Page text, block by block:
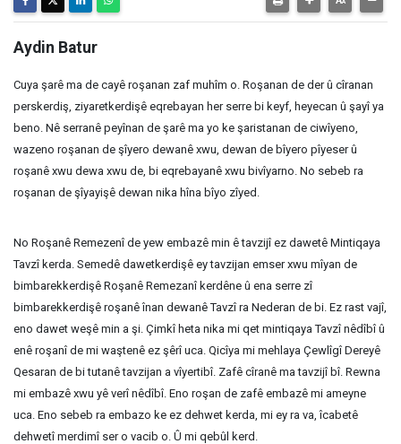
Aydin Batur
Cuya şarê ma de cayê roşanan zaf muhîm o. Roşanan de der û cîranan
perskerdiş, ziyaretkerdişê eqrebayan her serre bi keyf, heyecan û şayî ya
beno. Nê serranê peyînan de şarê ma yo ke şaristanan de ciwîyeno,
wazeno roşanan de şîyero dewanê xwu, dewan de bîyero pîyeser û
roşanê xwu dewa xwu de, bi eqrebayanê xwu bivîyarno. No sebeb ra
roşanan de şîyayişê dewan nika hîna bîyo zîyed.
No Roşanê Remezenî de yew embazê min ê tavzijî ez dawetê Mintiqaya
Tavzî kerda. Semedê dawetkerdişê ey tavzijan emser xwu mîyan de
bimbarekkerdişê Roşanê Remezanî kerdêne û ena serre zî
bimbarekkerdişê roşanê înan dewanê Tavzî ra Nederan de bi. Ez rast vajî,
eno dawet weşê min a şi. Çimkî heta nika mi qet mintiqaya Tavzî nêdîbî û
enê roşanî de mi waştenê ez şêrî uca. Qicîya mi mehlaya Çewlîgî Dereyê
Qesaran de bi tutanê tavzijan a vîyertibî. Zafê cîranê ma tavzijî bî. Rewna
mi embazê xwu yê verî nêdîbî. Eno roşan de zafê embazê mi ameyne
uca. Eno sebeb ra embazo ke ez dehwet kerda, mi ey ra va, îcabetê
dehwetî merdimî ser o vacib o. Û mi qebûl kerd.